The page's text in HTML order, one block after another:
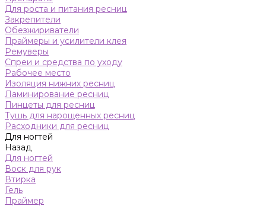
Для роста и питания ресниц
Закрепители
Обезжириватели
Праймеры и усилители клея
Ремуверы
Спреи и средства по уходу
Рабочее место
Изоляция нижних ресниц
Ламинирование ресниц
Пинцеты для ресниц
Тушь для нарощенных ресниц
Расходники для ресниц
Для ногтей
Назад
Для ногтей
Воск для рук
Втирка
Гель
Праймер